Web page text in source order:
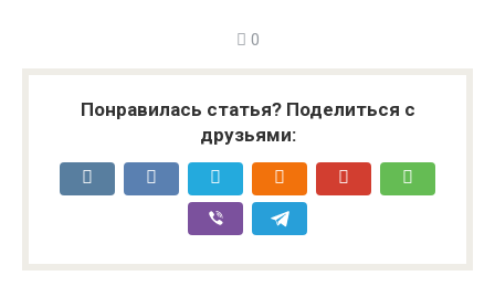
0
Понравилась статья? Поделиться с
друзьями: